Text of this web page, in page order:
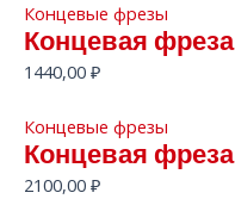
Концевые фрезы
Концевая
1440,00 ₽
Концевые фрезы
Концевая
2100,00 ₽